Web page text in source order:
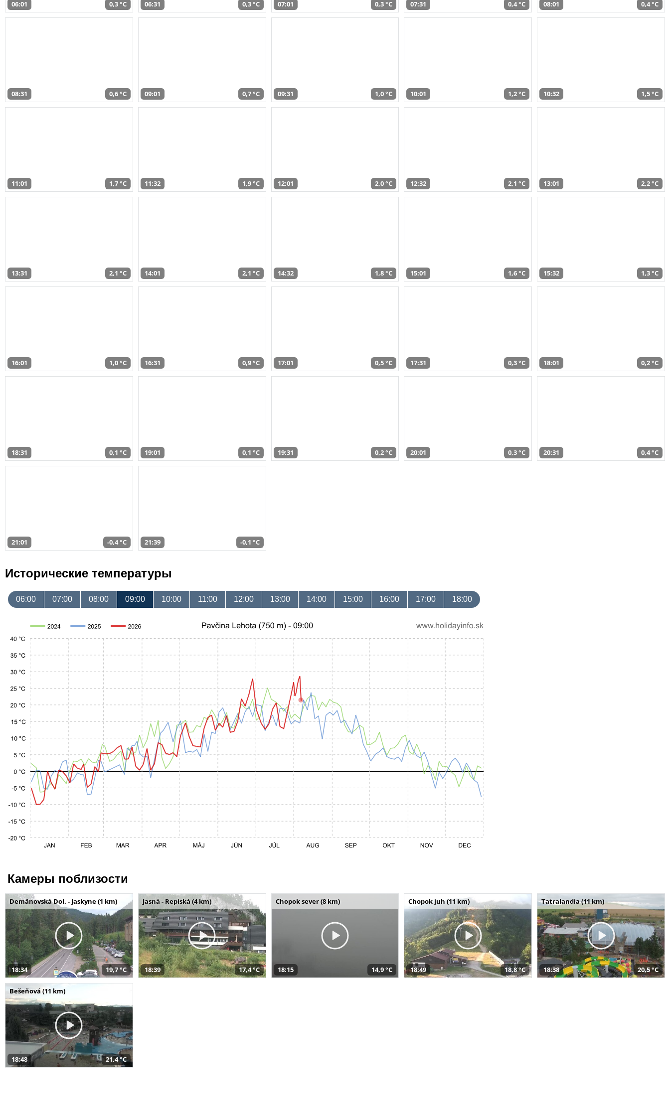
06:01 0,3 °C 06:31 0,3 °C 07:01 0,3 °C 07:31 0,4 °C 08:01 0,4 °C
08:31 0,6 °C 09:01 0,7 °C 09:31 1,0 °C 10:01 1,2 °C 10:32 1,5 °C
11:01 1,7 °C 11:32 1,9 °C 12:01 2,0 °C 12:32 2,1 °C 13:01 2,2 °C
13:31 2,1 °C 14:01 2,1 °C 14:32 1,8 °C 15:01 1,6 °C 15:32 1,3 °C
16:01 1,0 °C 16:31 0,9 °C 17:01 0,5 °C 17:31 0,3 °C 18:01 0,2 °C
18:31 0,1 °C 19:01 0,1 °C 19:31 0,2 °C 20:01 0,3 °C 20:31 0,4 °C
21:01 -0,4 °C 21:39 -0,1 °C
Исторические температуры
06:00 07:00 08:00 09:00 10:00 11:00 12:00 13:00 14:00 15:00 16:00 17:00 18:00
Камеры поблизости
Demänovská Dol. - Jaskyne (1 km)
18:34 19,7 °C
Jasná - Repiská (4 km)
18:39 17,4 °C
Chopok sever (8 km)
18:15 14,9 °C
Chopok juh (11 km)
18:49 18,8 °C
Tatralandia (11 km)
18:38 20,5 °C
Bešeňová (11 km)
18:48 21,4 °C